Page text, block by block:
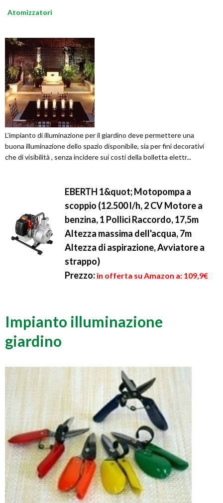
Atomizzatori
L’impianto di illuminazione per il giardino deve permettere una
buona illuminazione dello spazio disponibile, sia per fini decorativi
che di visibilità , senza incidere sui costi della bolletta elettr...
EBERTH 1&quot; Motopompa a
scoppio (12.500 l/h, 2 CV Motore a
benzina, 1 Pollici Raccordo, 17,5m
Altezza massima dell'acqua, 7m
Altezza di aspirazione, Avviatore a
strappo)
Prezzo: in offerta su Amazon a: 109,9€
Impianto illuminazione
giardino